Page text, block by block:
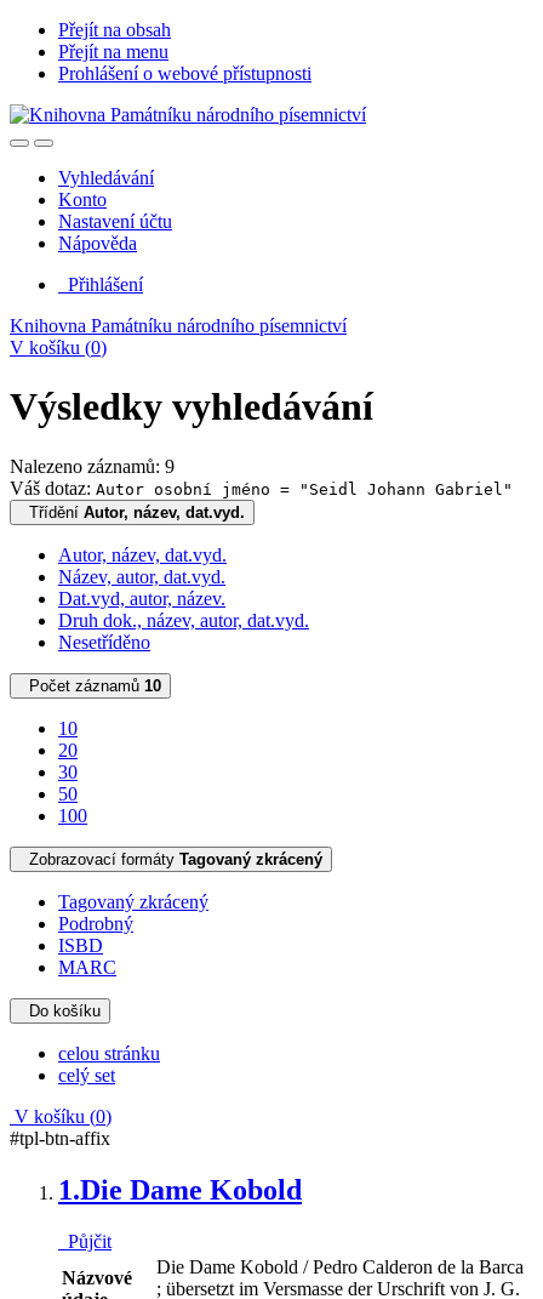
Přejít na obsah
Přejít na menu
Prohlášení o webové přístupnosti
Vyhledávání
Konto
Nastavení účtu
Nápověda
Přihlášení
Knihovna Památníku národního písemnictví
V košíku (0)
Výsledky vyhledávání
Nalezeno záznamů: 9
Váš dotaz: Autor osobní jméno = "Seidl Johann Gabriel"
Třídění Autor, název, dat.vyd.
Autor, název, dat.vyd.
Název, autor, dat.vyd.
Dat.vyd, autor, název.
Druh dok., název, autor, dat.vyd.
Nesetříděno
Počet záznamů 10
10
20
30
50
100
Zobrazovací formáty Tagovaný zkrácený
Tagovaný zkrácený
Podrobný
ISBD
MARC
Do košíku
celou stránku
celý set
V košíku (0)
#tpl-btn-affix
1.Die Dame Kobold
Půjčit
Názvové
Die Dame Kobold / Pedro Calderon de la Barca
; übersetzt im Versmasse der Urschrift von J. G.